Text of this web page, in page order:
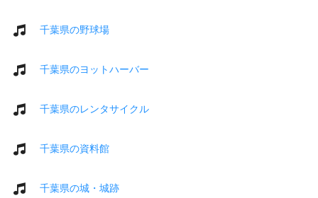
千葉県の野球場
千葉県のヨットハーバー
千葉県のレンタサイクル
千葉県の資料館
千葉県の城・城跡